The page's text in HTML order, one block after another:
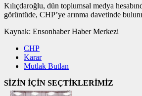
Kılıçdaroğlu, dün toplumsal medya
görüntüde, CHP’ye arınma davetinde
Kaynak: Ensonhaber Haber Merkezi
CHP
Karar
Mutlak Butlan
SİZİN İÇİN SEÇTİKLERİMİZ